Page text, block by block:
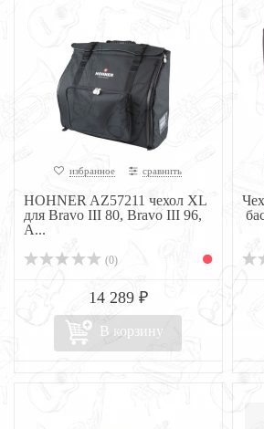
избранное сравнить
HOHNER AZ57211 чехол XL
для Bravo III 80, Bravo III 96,
A...
(0)
14 289 ₽
В корзину